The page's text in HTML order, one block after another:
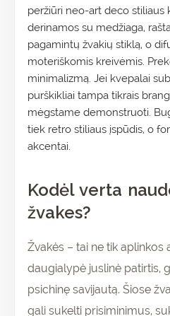
peržiūri neo-art deco stiliaus
derinamos su medžiaga,
pagamintų žvakių stiklą, o
moteriškomis kreivėmis.
minimalizmą. Jei kvepalai
purškikliai tampa tikrais
mėgstame demonstruoti.
tiek retro stiliaus įspūdis, o
akcentai.
Kodėl verta
žvakes?
Žvakės – tai ne tik aplinkos
daugialypė juslinė patirtis,
psichinę savijautą. Šiose
gali sukelti prisiminimus,